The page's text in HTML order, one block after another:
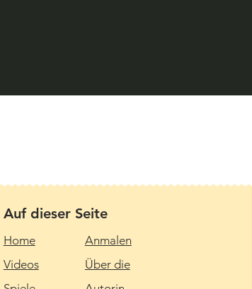
Auf dieser Seite
Home
Videos
Anmalen
Über die